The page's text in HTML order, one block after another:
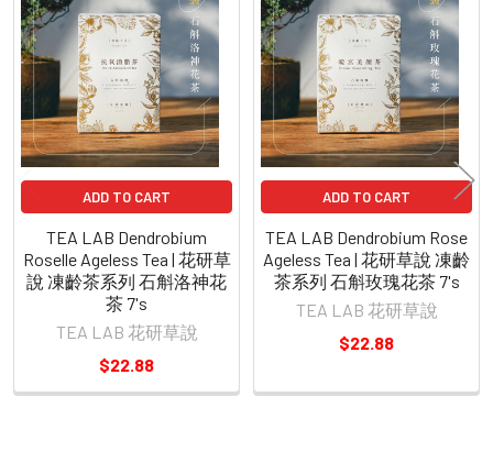
Related
Products
ADD TO CART
TEA LAB Dendrobium
Roselle Ageless Tea | 花研草
說 凍齡茶系列 石斛洛神花
茶 7's
TEA LAB 花研草說
$22.88
ADD TO CART
TEA LAB Dendrobium Rose
Ageless Tea | 花研草說 凍齡
茶系列 石斛玫瑰花茶 7's
TEA LAB 花研草說
$22.88